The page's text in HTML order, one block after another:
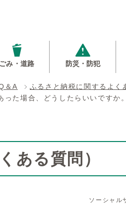
ごみ・道路 防災・防犯
＆A
ふるさと納税に関するよく
た場合、どうしたらいいですか。
ある質問）
ソーシャル